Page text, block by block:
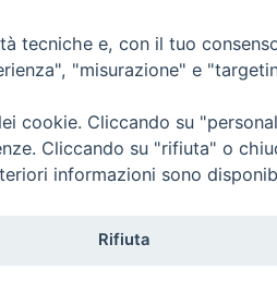
Cookie Policy
tecniche e, con il tuo
"misurazione" e
cookie. Cliccando su
Cliccando su "rifiuta" o
informazioni sono
Rifiuta